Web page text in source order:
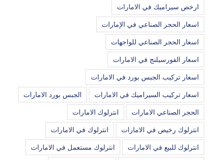
ارخص سيراميك في الامارات
اسعار الحجر الصناعي في الإمارات
اسعار الحجر الصناعي للواجهات
اسعار الفورسيلنج في الامارات
اسعار تركيب الجبس بورد في الامارات
اسعار تركيب السيراميك في الامارات الجبس بورد الامارات
الحجر الصناعي الامارات انترلوك الامارات
انترلوك رخيص في الامارات انترلوك في الامارات
انترلوك للبيع في الامارات انترلوك مستعمل في الامارات